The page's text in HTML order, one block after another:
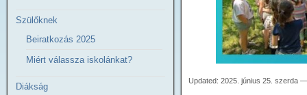
Updated: 2025. június 25. szerda
Szülőknek
Beiratkozás 2025
Miért válassza iskolánkat?
Diákság